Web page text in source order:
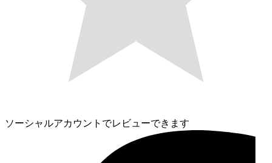
ソーシャルアカウントでレビューできます